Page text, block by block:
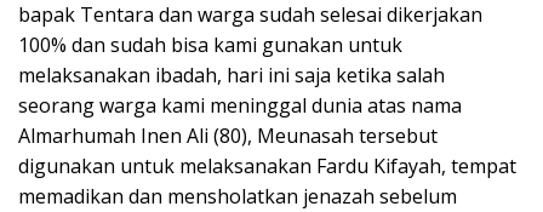
bapak Tentara dan warga sudah selesai dikerjakan
100% dan sudah bisa kami gunakan untuk
melaksanakan ibadah, hari ini saja ketika salah
seorang warga kami meninggal dunia atas nama
Almarhumah Inen Ali (80), Meunasah tersebut
digunakan untuk melaksanakan Fardu Kifayah, tempat
memadikan dan mensholatkan jenazah sebelum